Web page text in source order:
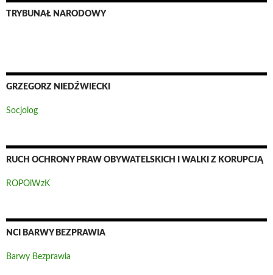
TRYBUNAŁ NARODOWY
GRZEGORZ NIEDŹWIECKI
Socjolog
RUCH OCHRONY PRAW OBYWATELSKICH I WALKI Z KORUPCJĄ
ROPOiWzK
NCI BARWY BEZPRAWIA
Barwy Bezprawia